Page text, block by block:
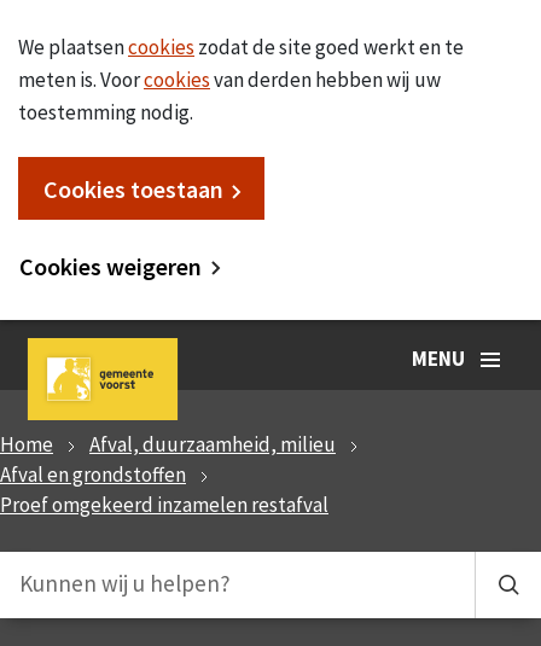
We plaatsencookies zodat de site goed werkt en te
meten is. Voorcookiesvan derden hebben wij uw
toestemming nodig.
Cookies toestaan
Cookies weigeren
MENU
Home
Afval, duurzaamheid, milieu
Afval en grondstoffen
Proef omgekeerd inzamelen restafval